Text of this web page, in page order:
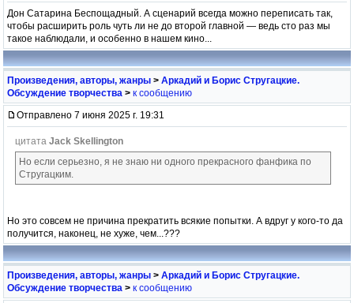
Дон Сатарина Беспощадный. А сценарий всегда можно переписать так,
чтобы расширить роль чуть ли не до второй главной — ведь сто раз мы
такое наблюдали, и особенно в нашем кино...
Произведения, авторы, жанры > Аркадий и Борис Стругацкие.
Обсуждение творчества > к сообщению
Отправлено 7 июня 2025 г. 19:31
цитата Jack Skellington
Но если серьезно, я не знаю ни одного прекрасного фанфика по
Стругацким.
Но это совсем не причина прекратить всякие попытки. А вдруг у кого-то да
получится, наконец, не хуже, чем...???
Произведения, авторы, жанры > Аркадий и Борис Стругацкие.
Обсуждение творчества > к сообщению